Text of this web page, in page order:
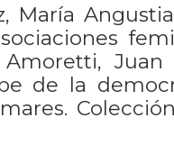
María
Amoretti, Juan
de la